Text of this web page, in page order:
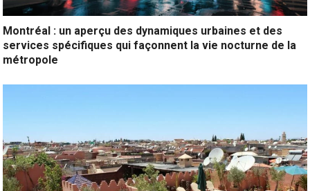
Montréal : un aperçu des dynamiques urbaines et des
services spécifiques qui façonnent la vie nocturne de la
métropole